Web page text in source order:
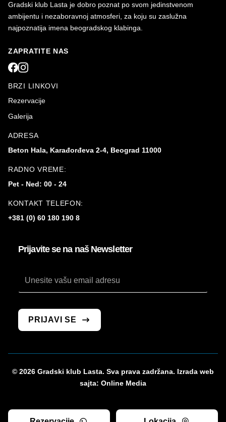
Gradski klub Lasta je dobro poznat po svom jedinstvenom
ambijentu i nezaboravnoj atmosferi, za koju su zaslužna
najpoznatija imena beogradskog klabinga.
ZAPRATITE NAS
BRZI LINKOVI
Rezervacije
Galerija
ADRESA
Beton Hala, Karađorđeva 2-4, Beograd 11000
RADNO VREME:
Pet - Ned: 00 - 24
KONTAKT TELEFON:
+381 (0) 60 180 190 8
Prijavite se na naš Newsletter
PRIJAVI SE
© 2026 Gradski klub Lasta. Sva prava zadržana. Izrada web
sajta: Online Media